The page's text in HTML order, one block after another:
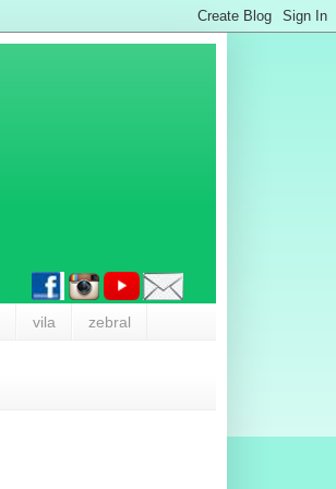
vila zebral